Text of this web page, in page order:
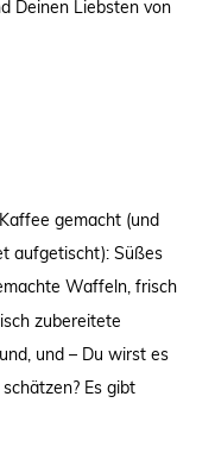
Deinen Liebsten von
gemacht (und
aufgetischt): Süßes
Waffeln, frisch
zubereitete
und – Du wirst es
Es gibt